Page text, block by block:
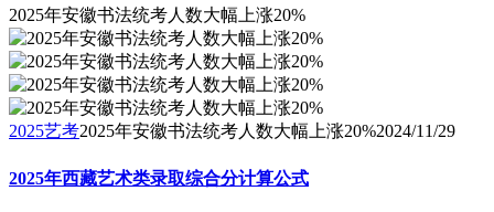
2025年安徽书法统考人数大幅上涨20%
2025艺考2025年安徽书法统考人数大幅上涨20%2024/11/29
2025年西藏艺术类录取综合分计算公式